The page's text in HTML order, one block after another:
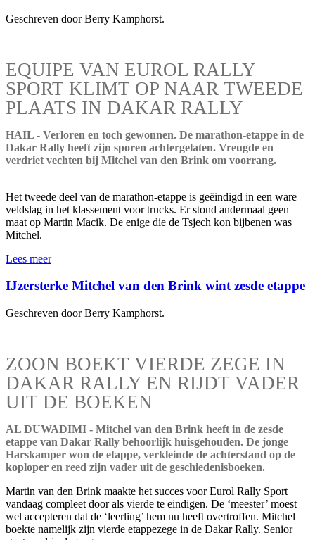
Geschreven door Berry Kamphorst.
EQUIPE VAN EUROL RALLY
SPORT KLIMT OP NAAR TWEEDE
PLAATS IN DAKAR RALLY
HAIL - Verloren en toch gewonnen. De marathon-etappe in de
Dakar Rally heeft zijn sporen achtergelaten. Vreugde en
verdriet vechten bij Mitchel van den Brink om voorrang.
Het tweede deel van de marathon-etappe is geëindigd in een ware
veldslag in het klassement voor trucks. Er stond andermaal geen
maat op Martin Macik. De enige die de Tsjech kon bijbenen was
Mitchel.
Lees meer
IJzersterke Mitchel van den Brink wint zesde etappe
Geschreven door Berry Kamphorst.
ZOON BOEKT VIERDE ZEGE IN
DAKAR RALLY EN RIJDT VADER
UIT DE BOEKEN
AL DUWADIMI - Mitchel van den Brink heeft in de zesde
etappe van Dakar Rally behoorlijk huisgehouden. De jonge
Harskamper won de etappe, verkleinde de achterstand op de
koploper en reed zijn vader uit de geschiedenisboeken.
Martin van den Brink maakte het succes voor Eurol Rally Sport
vandaag compleet door als vierde te eindigen. De ‘meester’ moest
wel accepteren dat de ‘leerling’ hem nu heeft overtroffen. Mitchel
boekte namelijk zijn vierde etappezege in de Dakar Rally. Senior